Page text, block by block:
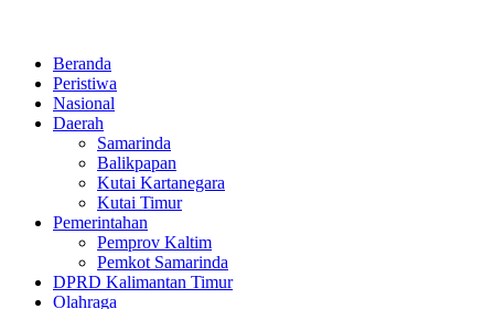
Beranda
Peristiwa
Nasional
Daerah
Samarinda
Balikpapan
Kutai Kartanegara
Kutai Timur
Pemerintahan
Pemprov Kaltim
Pemkot Samarinda
DPRD Kalimantan Timur
Olahraga